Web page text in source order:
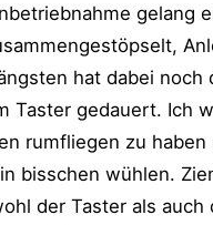
gelang
hat dabei noch
Taster gedauert. Ich
rumfliegen zu haben
bisschen wühlen.
der Taster als auch